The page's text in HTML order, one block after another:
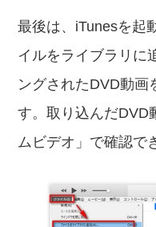
最後は、iTunesを起
イルをライブラリに
ングされたDVD動画
す。取り込んだDVD
ムビデオ」で確認で